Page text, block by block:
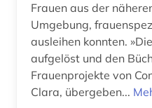
hebräisch (1)
heilberuf (1)
heilerziehung (1)
heilpädagogik (1)
Frauen aus der
Umgebung,
ausleihen konnten.
aufgelöst und den
Frauenprojekte von
Clara, übergeben...